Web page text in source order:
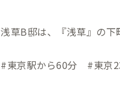
浅草B邸は、『浅草』の下
#東京駅から60分 #東